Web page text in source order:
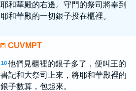
耶和華殿的右邊。守門的祭司將奉到
耶和華殿的一切銀子投在櫃裡。
CUVMPT
10 他們見櫃裡的銀子多了，便叫王的
書記和大祭司上來，將耶和華殿裡的
銀子數算，包起來。